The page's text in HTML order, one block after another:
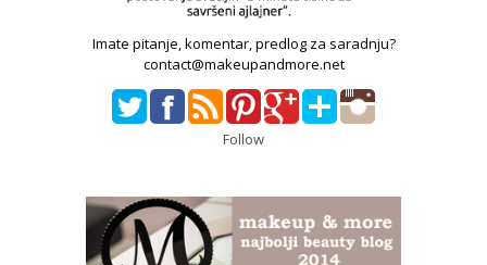
Imate pitanje, komentar, predlog za saradnju?
contact@makeupandmore.net
Follow